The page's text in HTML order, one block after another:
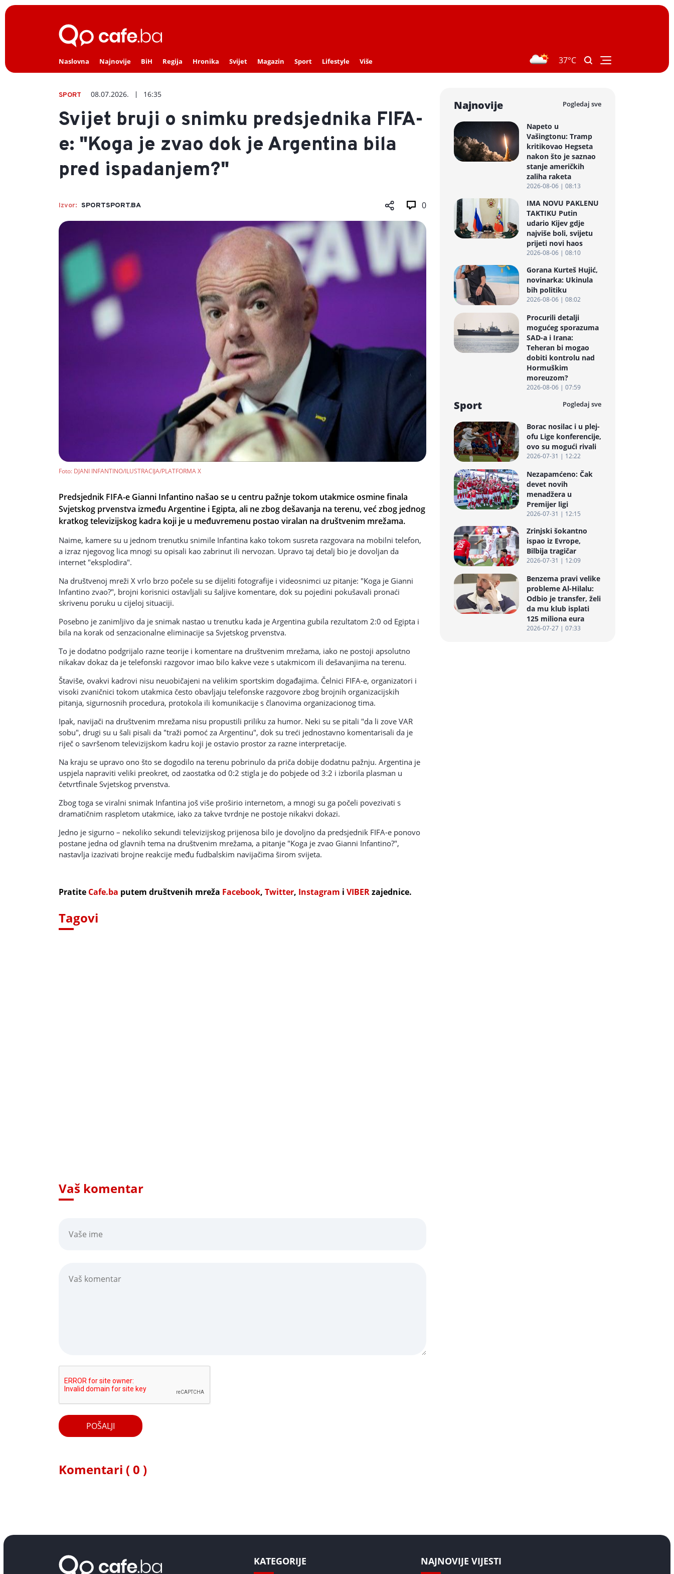
Naslovna Najnovije BiH Regija Hronika Svijet Magazin Sport Lifestyle Više 37°C
SPORT 08.07.2026. 16:35
Svijet bruji o snimku predsjednika FIFA-
e: "Koga je zvao dok je Argentina bila
pred ispadanjem?"
Izvor: SPORTSPORT.BA 0
Foto: DJANI INFANTINO/ILUSTRACIJA/PLATFORMA X
Predsjednik FIFA-e Gianni Infantino našao se u centru pažnje tokom utakmice osmine finala
Svjetskog prvenstva između Argentine i Egipta, ali ne zbog dešavanja na terenu, već zbog jednog
kratkog televizijskog kadra koji je u međuvremenu postao viralan na društvenim mrežama.
Naime, kamere su u jednom trenutku snimile Infantina kako tokom susreta razgovara na mobilni telefon,
a izraz njegovog lica mnogi su opisali kao zabrinut ili nervozan. Upravo taj detalj bio je dovoljan da
internet "eksplodira".
Na društvenoj mreži X vrlo brzo počele su se dijeliti fotografije i videosnimci uz pitanje: "Koga je Gianni
Infantino zvao?", brojni korisnici ostavljali su šaljive komentare, dok su pojedini pokušavali pronaći
skrivenu poruku u cijeloj situaciji.
Posebno je zanimljivo da je snimak nastao u trenutku kada je Argentina gubila rezultatom 2:0 od Egipta i
bila na korak od senzacionalne eliminacije sa Svjetskog prvenstva.
To je dodatno podgrijalo razne teorije i komentare na društvenim mrežama, iako ne postoji apsolutno
nikakav dokaz da je telefonski razgovor imao bilo kakve veze s utakmicom ili dešavanjima na terenu.
Štaviše, ovakvi kadrovi nisu neuobičajeni na velikim sportskim događajima. Čelnici FIFA-e, organizatori i
visoki zvaničnici tokom utakmica često obavljaju telefonske razgovore zbog brojnih organizacijskih
pitanja, sigurnosnih procedura, protokola ili komunikacije s članovima organizacionog tima.
Ipak, navijači na društvenim mrežama nisu propustili priliku za humor. Neki su se pitali "da li zove VAR
sobu", drugi su u šali pisali da "traži pomoć za Argentinu", dok su treći jednostavno komentarisali da je
riječ o savršenom televizijskom kadru koji je ostavio prostor za razne interpretacije.
Na kraju se upravo ono što se dogodilo na terenu pobrinulo da priča dobije dodatnu pažnju. Argentina je
uspjela napraviti veliki preokret, od zaostatka od 0:2 stigla je do pobjede od 3:2 i izborila plasman u
četvrtfinale Svjetskog prvenstva.
Zbog toga se viralni snimak Infantina još više proširio internetom, a mnogi su ga počeli povezivati s
dramatičnim raspletom utakmice, iako za takve tvrdnje ne postoje nikakvi dokazi.
Jedno je sigurno – nekoliko sekundi televizijskog prijenosa bilo je dovoljno da predsjednik FIFA-e ponovo
postane jedna od glavnih tema na društvenim mrežama, a pitanje "Koga je zvao Gianni Infantino?",
nastavlja izazivati brojne reakcije među fudbalskim navijačima širom svijeta.
Pratite Cafe.ba putem društvenih mreža Facebook, Twitter, Instagram i VIBERzajednice.
Tagovi
Vaš komentar
POŠALJI
Komentari ( 0 )
Najnovije Pogledaj sve
Napeto u
Vašingtonu: Tramp
kritikovao Hegseta
nakon što je saznao
stanje američkih
zaliha raketa
2026-08-06 | 08:13
IMA NOVU PAKLENU
TAKTIKU Putin
udario Kijev gdje
najviše boli, svijetu
prijeti novi haos
2026-08-06 | 08:10
Gorana Kurteš Hujić,
novinarka: Ukinula
bih politiku
2026-08-06 | 08:02
Procurili detalji
mogućeg sporazuma
SAD-a i Irana:
Teheran bi mogao
dobiti kontrolu nad
Hormuškim
moreuzom?
2026-08-06 | 07:59
Sport Pogledaj sve
Borac nosilac i u plej-
ofu Lige konferencije,
ovo su mogući rivali
2026-07-31 | 12:22
Nezapamćeno: Čak
devet novih
menadžera u
Premijer ligi
2026-07-31 | 12:15
Zrinjski šokantno
ispao iz Evrope,
Bilbija tragičar
2026-07-31 | 12:09
Benzema pravi velike
probleme Al-Hilalu:
Odbio je transfer, želi
da mu klub isplati
125 miliona eura
2026-07-27 | 07:33
KATEGORIJE NAJNOVIJE VIJESTI